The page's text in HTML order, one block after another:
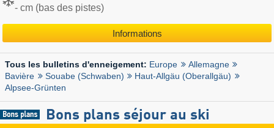
- cm (bas des pistes)
Informations
Tous les bulletins d'enneigement: Europe
Allemagne
Bavière
Souabe (Schwaben)
Haut-Allgäu (Oberallgäu)
Alpsee-Grünten
Bons plans séjour au ski